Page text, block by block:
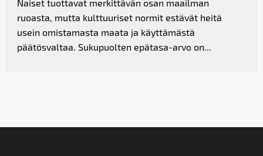
Naiset tuottavat merkittävän osan maailman
ruoasta, mutta kulttuuriset normit estävät heitä
usein omistamasta maata ja käyttämästä
päätösvaltaa. Sukupuolten epätasa-arvo on...